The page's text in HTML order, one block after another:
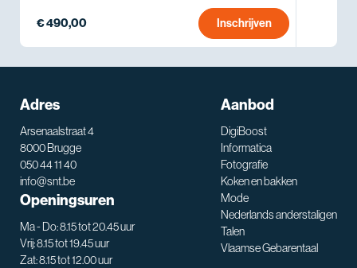
€ 490,00 Inschrijven
Adres
Arsenaalstraat 4
8000 Brugge
050 44 11 40
info@snt.be
Openingsuren
Ma - Do: 8.15 tot 20.45 uur
Vrij: 8.15 tot 19.45 uur
Zat: 8.15 tot 12.00 uur
Aanbod
DigiBoost
Informatica
Fotografie
Koken en bakken
Mode
Nederlands anderstaligen
Talen
Vlaamse Gebarentaal